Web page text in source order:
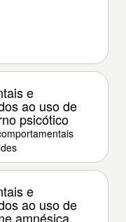
e
ao uso de
psicótico
e
ao uso de
amnésica